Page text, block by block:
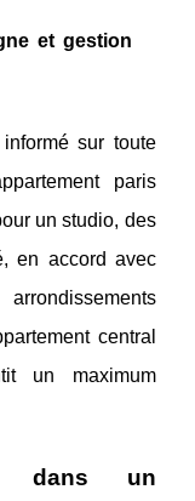
et gestion
sur toute
paris
un studio, des
en accord avec
central
un maximum
dans un